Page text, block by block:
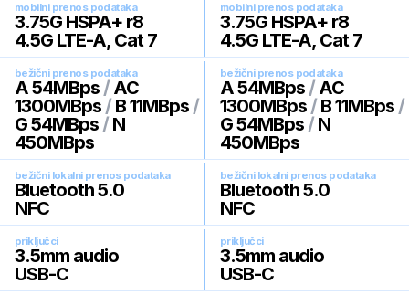
mobilni prenos podataka
3.75G HSPA+ r8
4.5G LTE-A, Cat 7
mobilni prenos podataka
3.75G HSPA+ r8
4.5G LTE-A, Cat 7
bežični prenos podataka
A 54MBps / AC
1300MBps / B 11MBps /
G 54MBps / N
450MBps
bežični prenos podataka
A 54MBps / AC
1300MBps / B 11MBps /
G 54MBps / N
450MBps
bežični lokalni prenos podataka
Bluetooth 5.0
NFC
bežični lokalni prenos podataka
Bluetooth 5.0
NFC
priključci
3.5mm audio
USB-C
priključci
3.5mm audio
USB-C